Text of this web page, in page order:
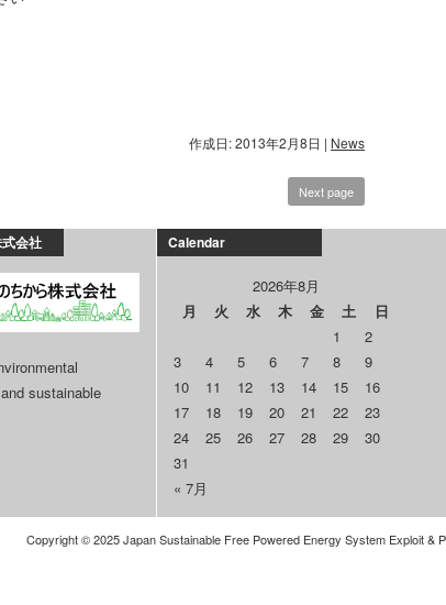
作成日: 2013年2月8日 | News
Next page
会社
sustainable
Calendar
2026年8月
月
火 水 木 金 土
日
1
2
3
4 5 6 7 8
9
10
11 12 13 14 15
16
17
18 19 20 21 22
23
24
25 26 27 28 29
30
31
« 7月
Copyright © 2025 Japan Sustainable Free Powered Energy System Exploit &